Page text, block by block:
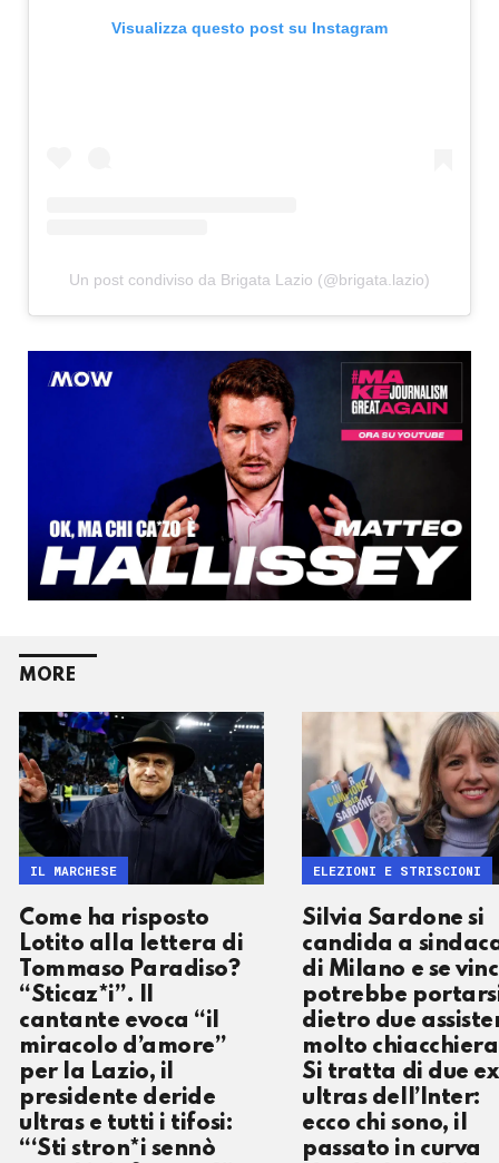
Visualizza questo post su Instagram
Un post condiviso da Brigata Lazio (@brigata.lazio)
MORE
Come ha risposto
Lotito alla lettera di
Tommaso Paradiso?
“Sticaz*i”. Il
cantante evoca “il
miracolo d’amore”
per la Lazio, il
presidente deride
ultras e tutti i tifosi:
“‘Sti stron*i sennò
IL MARCHESE
Silvia Sardone si
candida a
di Milano e se
potrebbe
dietro due
molto
Si tratta di due ex
ultras dell’Inter:
ecco chi sono, il
passato in curva
ELEZIONI E STRISCIONI